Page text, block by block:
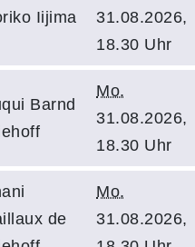
Iijima
31.08.2026,
18.30 Uhr
Barnd
Mo.
31.08.2026,
18.30 Uhr
de
Mo.
31.08.2026,